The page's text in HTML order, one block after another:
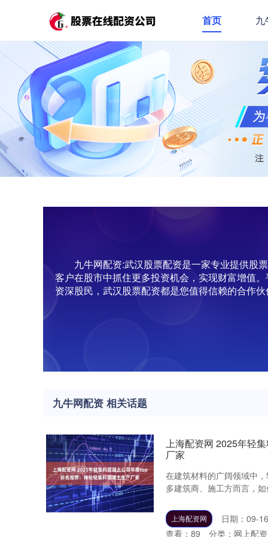
首页 九
九牛网配资:武汉股票配资是一家专业提供股
客户在股市中抓住更多投资机会，实现财富增值
资深股民，武汉股票配资都是您值得信赖的合作
九牛网配资 相关话题
上海配资网 2025年轻
厂家
在建筑材料的广阔领域中
多建筑商、施工方而言，
上海配资网
日期：09-16
查看： 89 分类： 网上配